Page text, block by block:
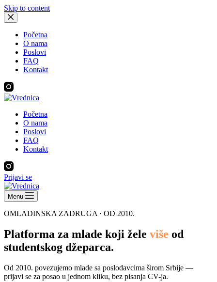
Skip to content
Početna
O nama
Poslovi
FAQ
Kontakt
Početna
O nama
Poslovi
FAQ
Kontakt
Prijavi se
Menu
OMLADINSKA ZADRUGA · OD 2010.
Platforma za mlade koji žele više od
studentskog džeparca.
Od 2010. povezujemo mlade sa poslodavcima širom Srbije —
prijavi se za posao u jednom kliku, bez pisanja CV-ja.